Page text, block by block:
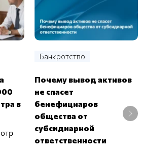
в
Банкротство
Почему вывод активов
не спасет
бенефициаров
общества от
субсидиарной
ответственности